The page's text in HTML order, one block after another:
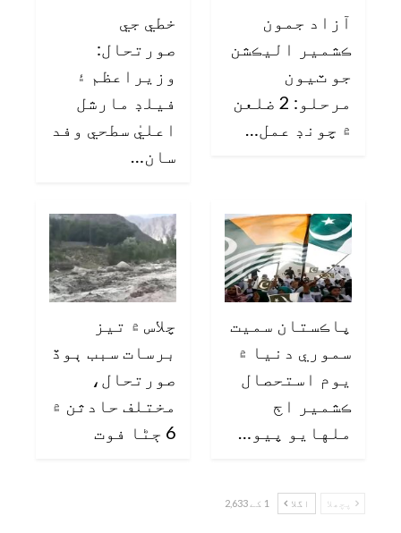
آزاد جمون
ڪشمير اليڪشن
جو ٽيون
مرحلو: 2 ضلعن
۾ چونڊ عمل…
خطي جي
صورتحال:
وزيراعظم ۽
فيلڊ مارشل
اعليٰ سطحي وفد
سان…
پاڪستان سميت
سموري دنيا ۾
يوم استحصال
ڪشمير اڄ
ملهايو پيو…
چلاس ۾ تيز
برسات سبب ٻوڏ
صورتحال،
مختلف حادثن ۾
6 ڄڻا فوت
پچھلا اگلا 1 کے 2,633